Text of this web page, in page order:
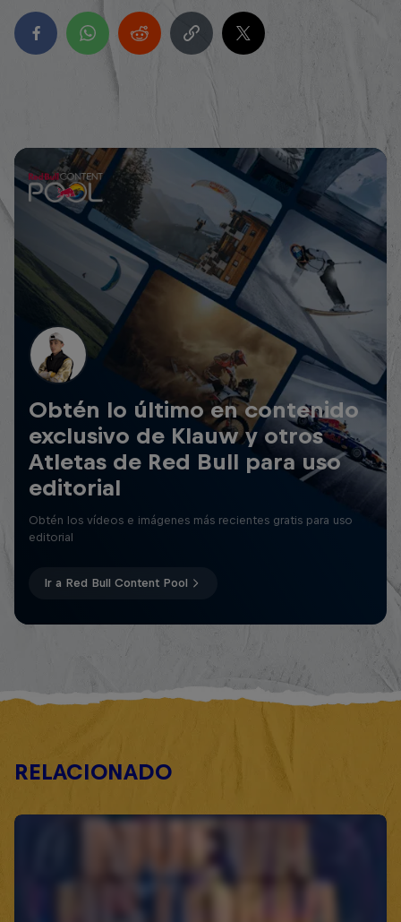
Obtén lo último en contenido
exclusivo de Klauw y otros
Atletas de Red Bull para uso
editorial
Obtén los vídeos e imágenes más recientes gratis para uso
editorial
Ir a Red Bull Content Pool
RELACIONADO